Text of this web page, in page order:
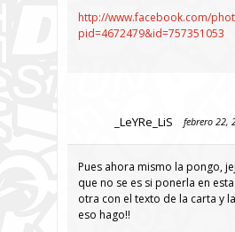
http://www.facebook.com/
pid=4672479&id=757351053
_LeYRe_LiS febrero 22,
Pues ahora mismo la pongo,
que no se es si ponerla en
otra con el texto de la carta y
eso hago!!